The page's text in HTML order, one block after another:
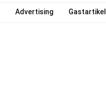
Advertising Gastartikel